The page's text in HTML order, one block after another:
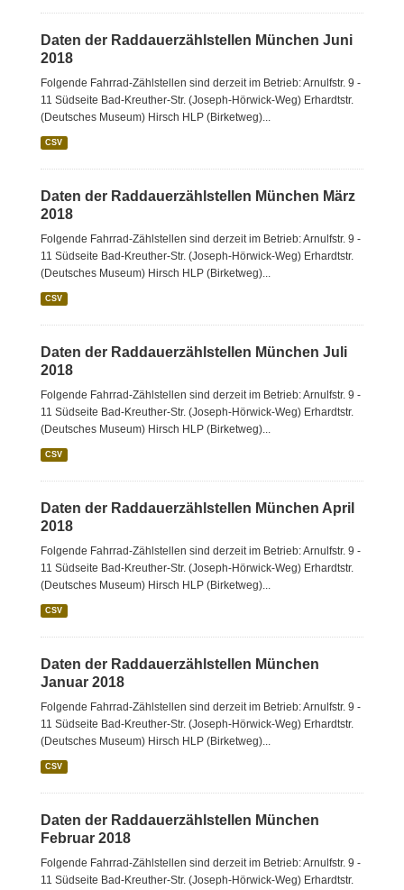
Daten der Raddauerzählstellen München Juni
2018
Folgende Fahrrad-Zählstellen sind derzeit im Betrieb: Arnulfstr. 9 -
11 Südseite Bad-Kreuther-Str. (Joseph-Hörwick-Weg) Erhardtstr.
(Deutsches Museum) Hirsch HLP (Birketweg)...
CSV
Daten der Raddauerzählstellen München März
2018
Folgende Fahrrad-Zählstellen sind derzeit im Betrieb: Arnulfstr. 9 -
11 Südseite Bad-Kreuther-Str. (Joseph-Hörwick-Weg) Erhardtstr.
(Deutsches Museum) Hirsch HLP (Birketweg)...
CSV
Daten der Raddauerzählstellen München Juli
2018
Folgende Fahrrad-Zählstellen sind derzeit im Betrieb: Arnulfstr. 9 -
11 Südseite Bad-Kreuther-Str. (Joseph-Hörwick-Weg) Erhardtstr.
(Deutsches Museum) Hirsch HLP (Birketweg)...
CSV
Daten der Raddauerzählstellen München April
2018
Folgende Fahrrad-Zählstellen sind derzeit im Betrieb: Arnulfstr. 9 -
11 Südseite Bad-Kreuther-Str. (Joseph-Hörwick-Weg) Erhardtstr.
(Deutsches Museum) Hirsch HLP (Birketweg)...
CSV
Daten der Raddauerzählstellen München
Januar 2018
Folgende Fahrrad-Zählstellen sind derzeit im Betrieb: Arnulfstr. 9 -
11 Südseite Bad-Kreuther-Str. (Joseph-Hörwick-Weg) Erhardtstr.
(Deutsches Museum) Hirsch HLP (Birketweg)...
CSV
Daten der Raddauerzählstellen München
Februar 2018
Folgende Fahrrad-Zählstellen sind derzeit im Betrieb: Arnulfstr. 9 -
11 Südseite Bad-Kreuther-Str. (Joseph-Hörwick-Weg) Erhardtstr.